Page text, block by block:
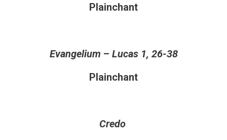
Plainchant
Evangelium – Lucas 1, 26-38
Plainchant
Credo